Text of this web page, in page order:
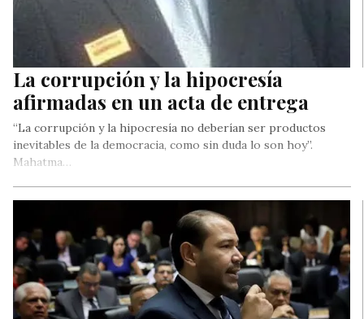
La corrupción y la hipocresía
afirmadas en un acta de entrega
“La corrupción y la hipocresía no deberían ser productos
inevitables de la democracia, como sin duda lo son hoy”.
Mahatma…